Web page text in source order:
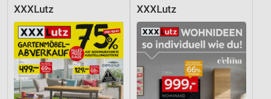
XXXLutz XXXLutz